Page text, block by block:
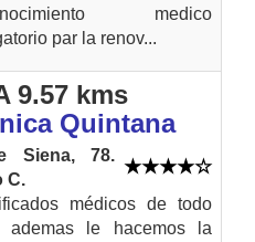
medico
par la renov...
9.57 kms
Quintana
Siena, 78.
C.
médicos de todo
ademas le hacemos la